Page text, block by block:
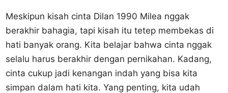
Meskipun kisah cinta Dilan 1990 Milea nggak
berakhir bahagia, tapi kisah itu tetep membekas di
hati banyak orang. Kita belajar bahwa cinta nggak
selalu harus berakhir dengan pernikahan. Kadang,
cinta cukup jadi kenangan indah yang bisa kita
simpan dalam hati kita. Yang penting, kita udah